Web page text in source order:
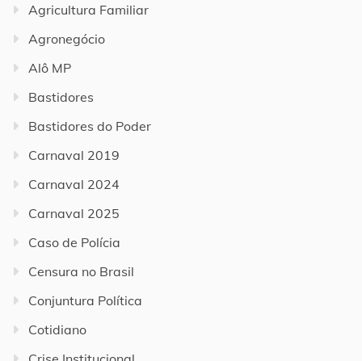
Agricultura Familiar
Agronegócio
Alô MP
Bastidores
Bastidores do Poder
Carnaval 2019
Carnaval 2024
Carnaval 2025
Caso de Polícia
Censura no Brasil
Conjuntura Política
Cotidiano